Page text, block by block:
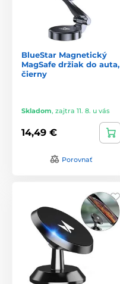
BlueStar Magnetický
MagSafe držiak do auta,
čierny
Skladom, zajtra 11. 8. u vás
14,49 €
Porovnať